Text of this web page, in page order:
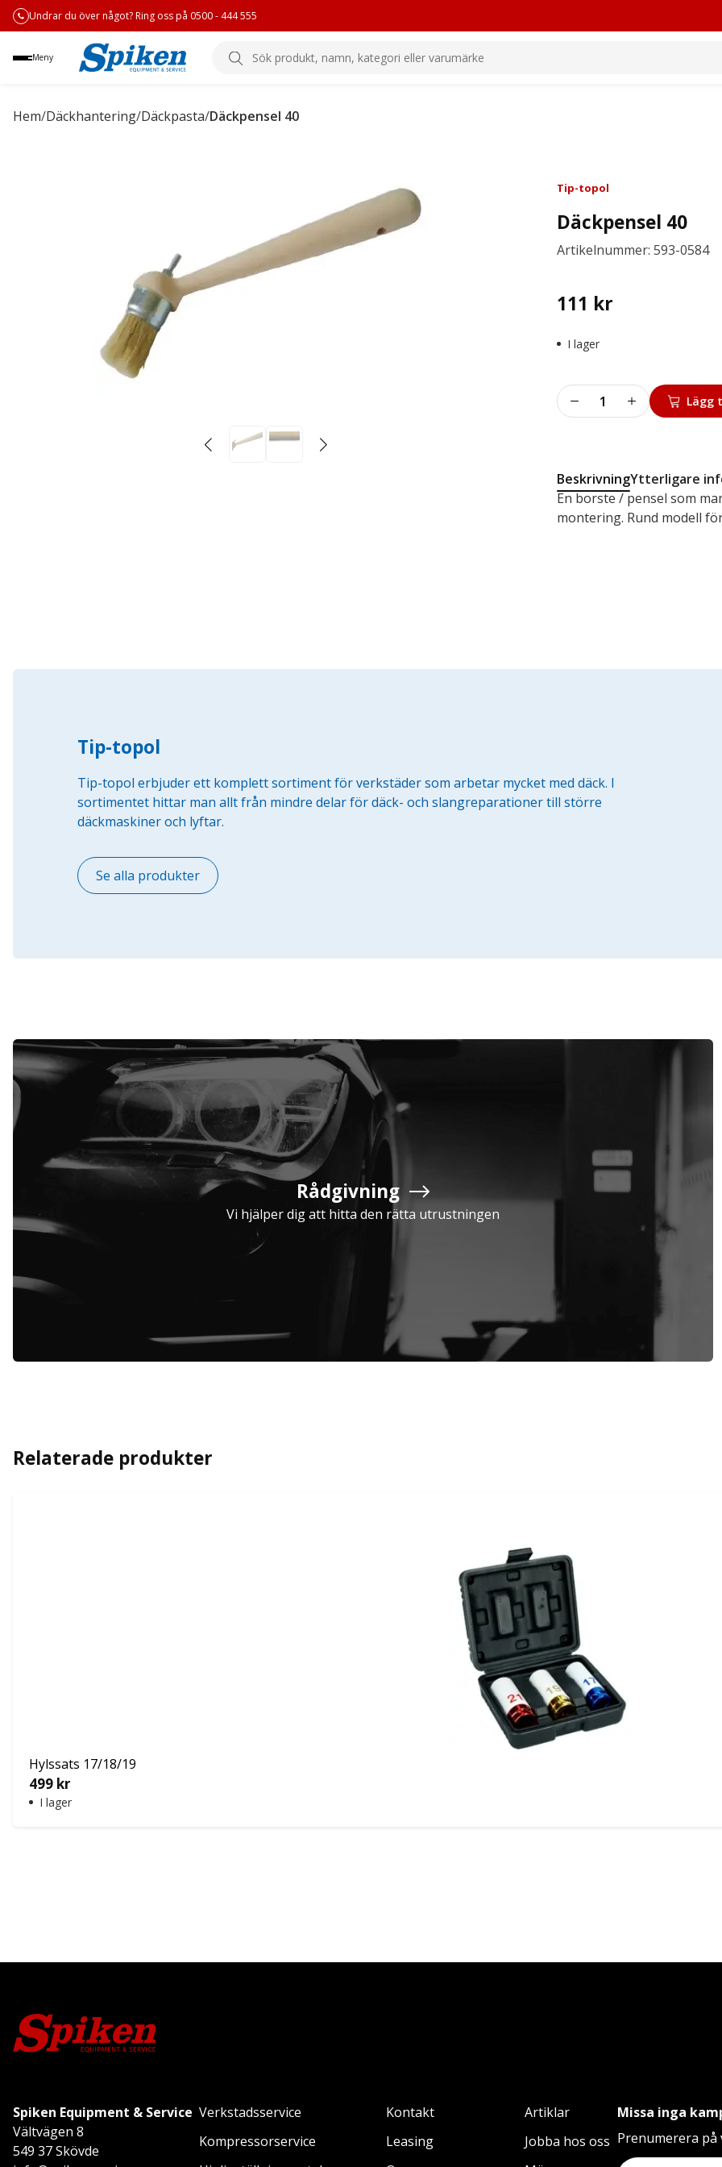
Undrar du över något? Ring oss på 0500 - 444 555
Meny
Sök
produkt,
kategori
Privatperson Inkl. moms
Hem/Däckhantering/Däckpasta/Däckpensel 40
Tip-topol
Däckpensel 40
Artikelnummer: 593-0584
111 kr
I lager
Däckpensel
40
Lägg
BeskrivningYtterligare
En borste / pensel som
montering. Rund modell
Tip-topol
Tip-topol erbjuder ett komplett sortiment för verkstäder som arbetar mycket med däck. I
sortimentet hittar man allt från mindre delar för däck- och slangreparationer till större
däckmaskiner och lyftar.
Se alla produkter
Rådgivning
Vi hjälper dig att hitta den rätta utrustningen
Serviceavtal
Hjulinställare Verkstad
Relaterade produkter
Hylssats 17/18/19
499 kr
I lager
Spiken Equipment & Service
Vältvägen 8
549 37 Skövde
Verkstadsservice
Kompressorservice
Kontakt
Leasing
Artiklar
Jobba hos oss
Missa inga
Prenumerera